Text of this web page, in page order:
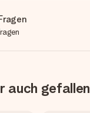
auch gefallen